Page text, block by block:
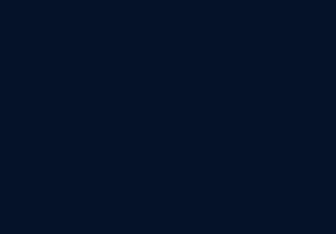
مهمتنا هي تمكين الشركات بمختلف أحجامها من
استثنائية من خلال مناهج استراتيجية مبتكرة.
مهمتنا هي تمكين الشركات من النجاح في سوق